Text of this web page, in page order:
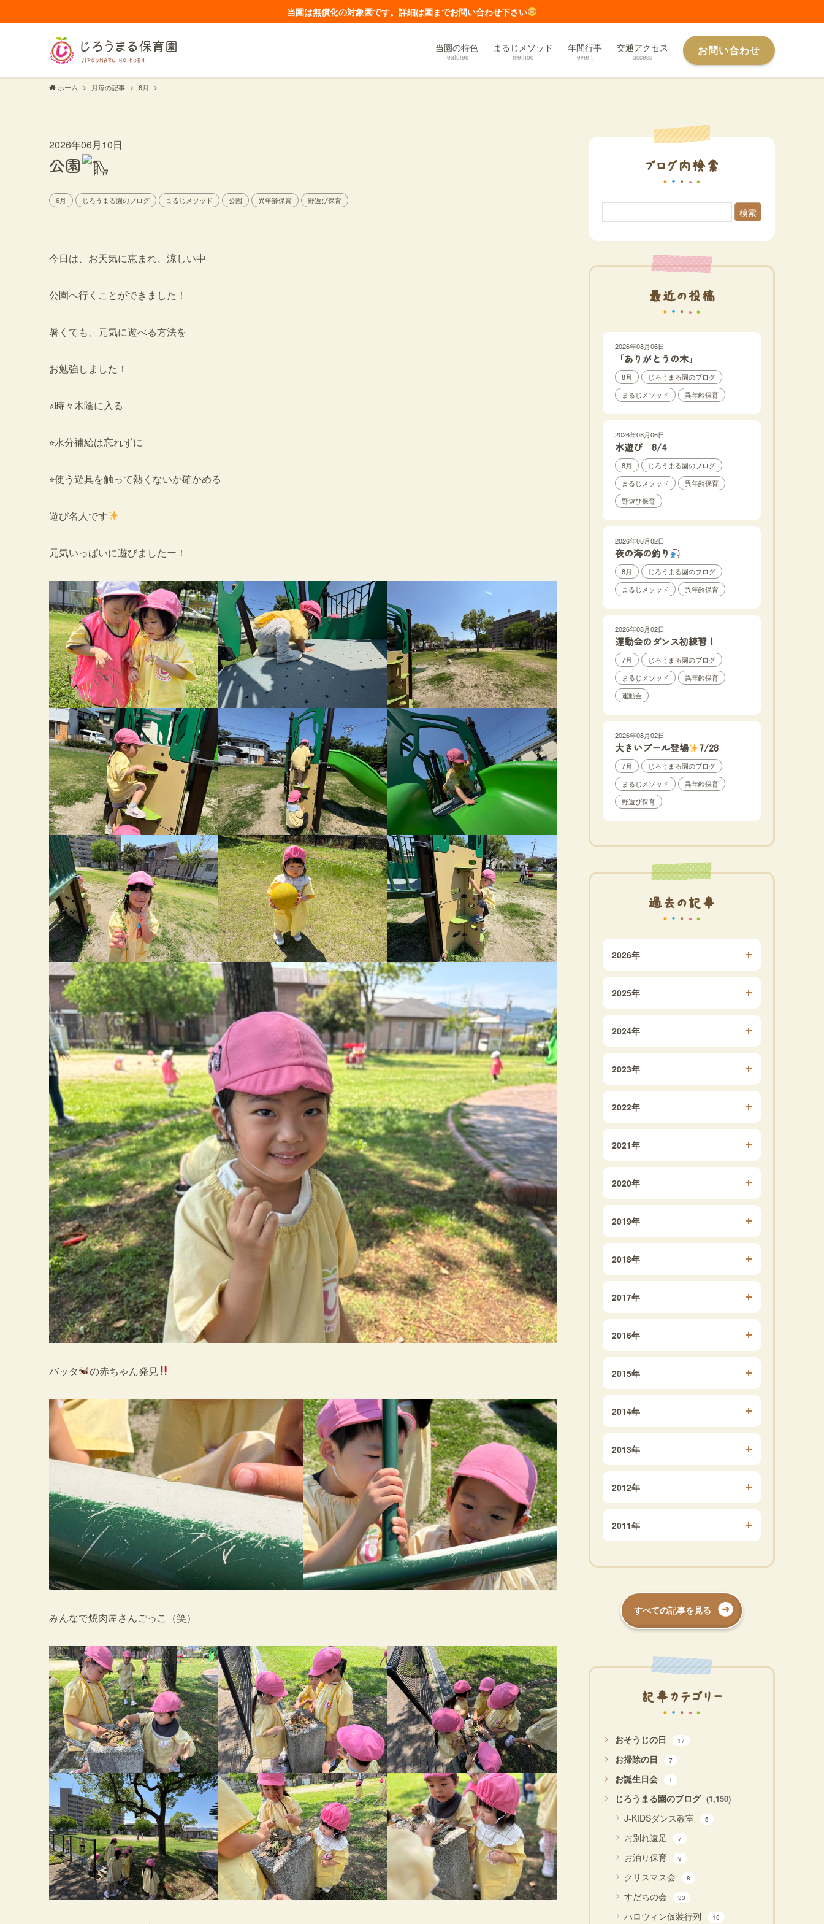
当園は無償化の対象園です。詳細は園までお問い合わせ下さい
当園の特色
features
まるじメソッド
method
年間行事
event
交通アクセス
access お問い合わせ
ホーム 月毎の記事 6月
2026年06月10日
公園
6月 じろうまる園のブログ まるじメソッド 公園 異年齢保育 野遊び保育
今日は、お天気に恵まれ、涼しい中
公園へ行くことができました！
暑くても、元気に遊べる方法を
お勉強しました！
⭐︎時々木陰に入る
⭐︎水分補給は忘れずに
⭐︎使う遊具を触って熱くないか確かめる
遊び名人です
元気いっぱいに遊びましたー！
バッタ の赤ちゃん発見
みんなで焼肉屋さんごっこ（笑）
ブログ内検索
検索
最近の投稿
2026年08月06日
「ありがとうの木」
8月
じろうまる園のブログ
まるじメソッド
異年齢保育
2026年08月06日
水遊び 8/4
8月
じろうまる園のブログ
まるじメソッド
異年齢保育
野遊び保育
2026年08月02日
夜の海の釣り
8月
じろうまる園のブログ
まるじメソッド
異年齢保育
2026年08月02日
運動会のダンス初練習！
7月
じろうまる園のブログ
まるじメソッド
異年齢保育
運動会
2026年08月02日
大きいプール登場 7/28
7月
じろうまる園のブログ
まるじメソッド
異年齢保育
野遊び保育
過去の記事
2026年
2025年
2024年
2023年
2022年
2021年
2020年
2019年
2018年
2017年
2016年
2015年
2014年
2013年
2012年
2011年
すべての記事を見る
記事カテゴリー
おそうじの日 17
お掃除の日 7
お誕生日会 1
じろうまる園のブログ (1,150)
J-KIDSダンス教室 5
お別れ遠足 7
お泊り保育 9
クリスマス会 8
すだちの会 33
ハロウィン仮装行列 10